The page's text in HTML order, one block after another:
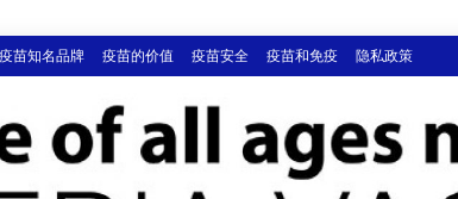
疫苗知名品牌 疫苗的价值 疫苗安全 疫苗和免疫 隐私政策